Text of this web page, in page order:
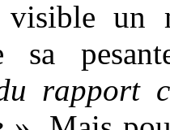
visible un
sa
rapport